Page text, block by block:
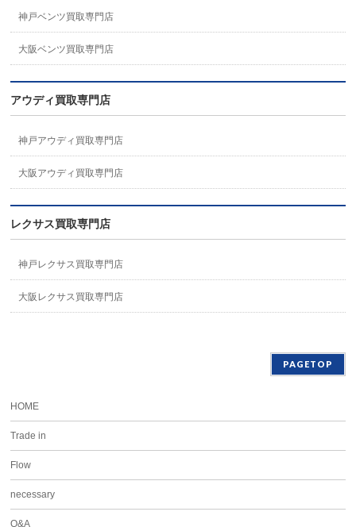
神戸ベンツ買取専門店
大阪ベンツ買取専門店
アウディ買取専門店
神戸アウディ買取専門店
大阪アウディ買取専門店
レクサス買取専門店
神戸レクサス買取専門店
大阪レクサス買取専門店
PAGETOP
HOME
Trade in
Flow
necessary
Q&A